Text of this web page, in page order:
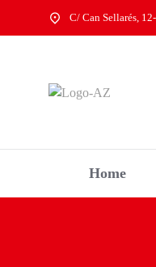
C/ Can Sellarés,
Home